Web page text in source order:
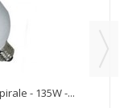
- 135W -...